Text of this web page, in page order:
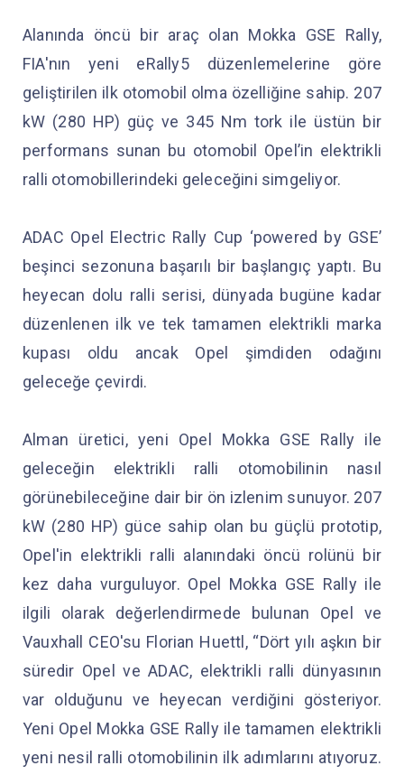
Alanında öncü bir araç olan Mokka GSE Rally,
FIA'nın yeni eRally5 düzenlemelerine göre
geliştirilen ilk otomobil olma özelliğine sahip. 207
kW (280 HP) güç ve 345 Nm tork ile üstün bir
performans sunan bu otomobil Opel’in elektrikli
ralli otomobillerindeki geleceğini simgeliyor.
ADAC Opel Electric Rally Cup ‘powered by GSE’
beşinci sezonuna başarılı bir başlangıç yaptı. Bu
heyecan dolu ralli serisi, dünyada bugüne kadar
düzenlenen ilk ve tek tamamen elektrikli marka
kupası oldu ancak Opel şimdiden odağını
geleceğe çevirdi.
Alman üretici, yeni Opel Mokka GSE Rally ile
geleceğin elektrikli ralli otomobilinin nasıl
görünebileceğine dair bir ön izlenim sunuyor. 207
kW (280 HP) güce sahip olan bu güçlü prototip,
Opel'in elektrikli ralli alanındaki öncü rolünü bir
kez daha vurguluyor. Opel Mokka GSE Rally ile
ilgili olarak değerlendirmede bulunan Opel ve
Vauxhall CEO'su Florian Huettl, “Dört yılı aşkın bir
süredir Opel ve ADAC, elektrikli ralli dünyasının
var olduğunu ve heyecan verdiğini gösteriyor.
Yeni Opel Mokka GSE Rally ile tamamen elektrikli
yeni nesil ralli otomobilinin ilk adımlarını atıyoruz.